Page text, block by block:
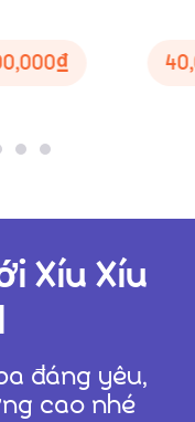
₫
Xíu Xíu
đáng yêu,
cao nhé